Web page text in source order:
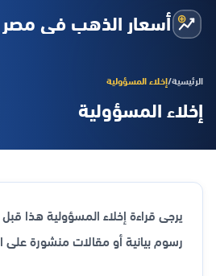
أسعار الذهب في مصر
الرئيسية/إخلاء المسؤولية
إخلاء المسؤولية
يرجى قراءة إخلاء المسؤولية هذا
رسوم بيانية أو مقالات منشورة على